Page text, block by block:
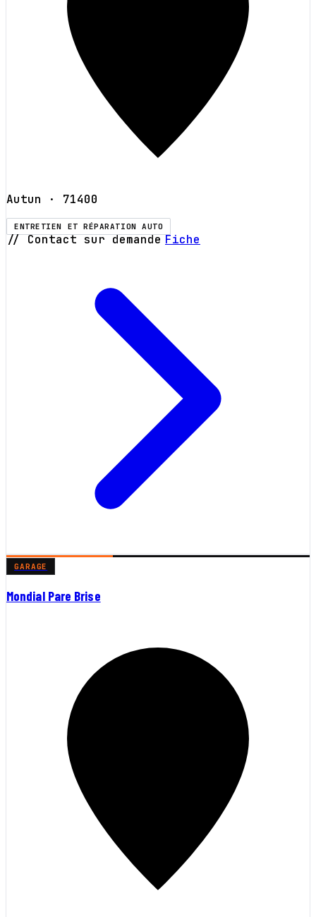
Autun · 71400
ENTRETIEN ET RÉPARATION AUTO
// Contact sur demande Fiche
GARAGE
Mondial Pare Brise